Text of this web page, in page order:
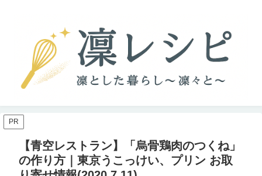
PR
【青空レストラン】「烏骨鶏肉のつくね」
の作り方｜東京うこっけい、プリン お取